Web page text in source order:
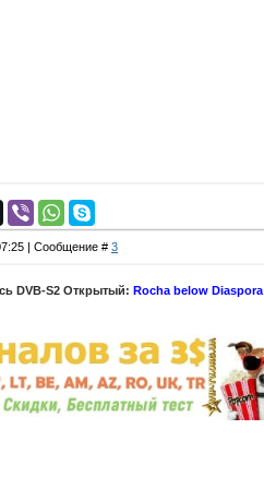
| Сообщение # 3
DVB-S2 Открытый: Rocha below Diaspora